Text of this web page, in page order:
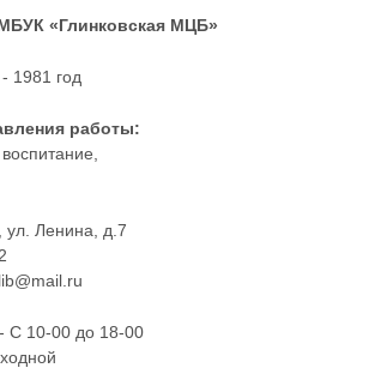
«Глинковская МЦБ»
- 1981 год
работы:
ул. Ленина, д.7
- С 10-00 до 18-00